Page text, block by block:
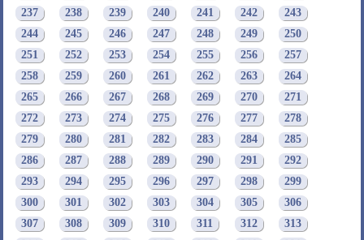
237
238 239 240 241 242
243
244
245 246 247 248 249
250
251
252 253 254 255 256
257
258
259 260 261 262 263
264
265
266 267 268 269 270
271
272
273 274 275 276 277
278
279
280 281 282 283 284
285
286
287 288 289 290 291
292
293
294 295 296 297 298
299
300
301 302 303 304 305
306
307
308 309 310 311 312
313